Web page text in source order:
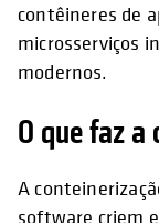
contêineres de
microsserviços
modernos.
O que faz
A
software criem